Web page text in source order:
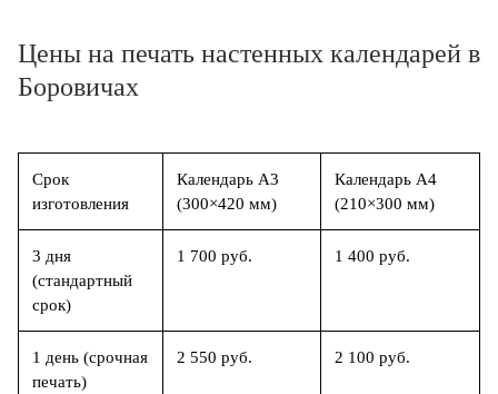
Цены на печать настенных календарей в
Боровичах
Срок
изготовления
Календарь А3
(300×420 мм)
Календарь А4
(210×300 мм)
3 дня
(стандартный
срок)
1 700 руб. 1 400 руб.
1 день (срочная
печать)
2 550 руб. 2 100 руб.